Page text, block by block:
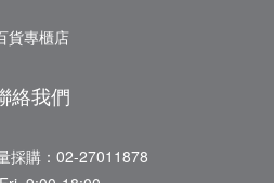
貨專櫃店
絡我們
採購：02-27011878